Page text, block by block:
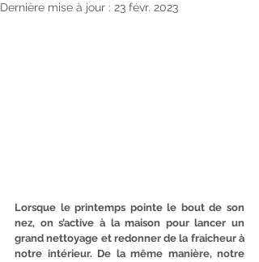
Dernière mise à jour : 23 févr. 2023
Lorsque le printemps pointe le bout de son
nez, on s’active à la maison pour lancer un
grand nettoyage et redonner de la fraicheur à
notre intérieur. De la même manière, notre